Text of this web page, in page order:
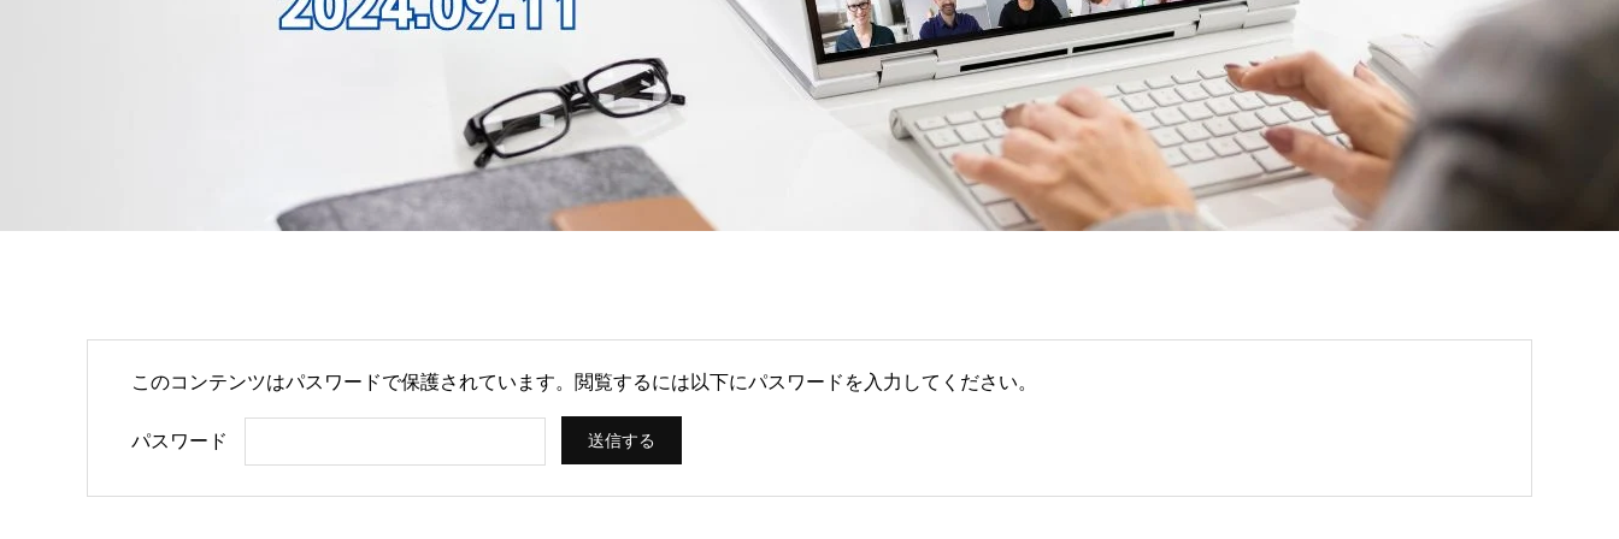
このコンテンツはパスワードで保護されています。閲覧するには以下にパスワードを入力してください。
パスワード